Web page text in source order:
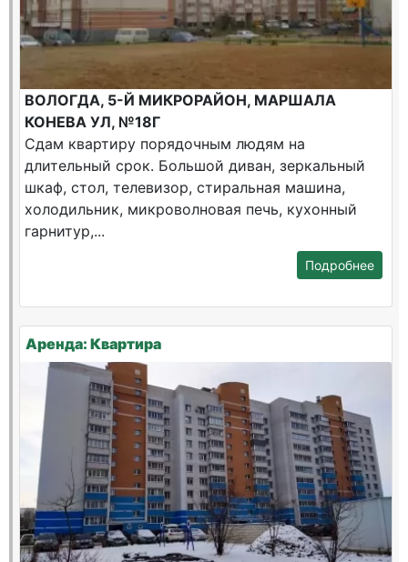
ВОЛОГДА, 5-Й МИКРОРАЙОН, МАРШАЛА
КОНЕВА УЛ, №18Г
Сдам квартиру порядочным людям на
длительный срок. Большой диван, зеркальный
шкаф, стол, телевизор, стиральная машина,
холодильник, микроволновая печь, кухонный
гарнитур,...
Подробнее
Аренда: Квартира